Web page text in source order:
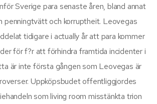
Sverige para senaste åren, bland annat
penningtvätt och korruptheit. Leovegas
tidigare i actually år att para kommer
för f?r att förhindra framtida incidenter i
är inte första gången som Leovegas är
Uppköpsbudet offentliggjordes
som living room misstänkta trion